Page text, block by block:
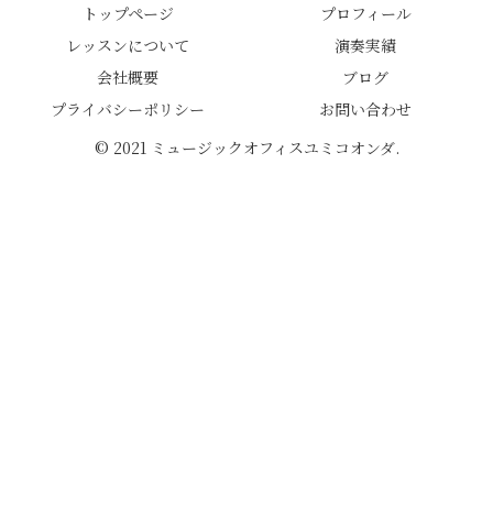
トップページ
プロフィール
レッスンについて
演奏実績
会社概要
ブログ
プライバシーポリシー
お問い合わせ
© 2021 ミュージックオフィスユミコオンダ.